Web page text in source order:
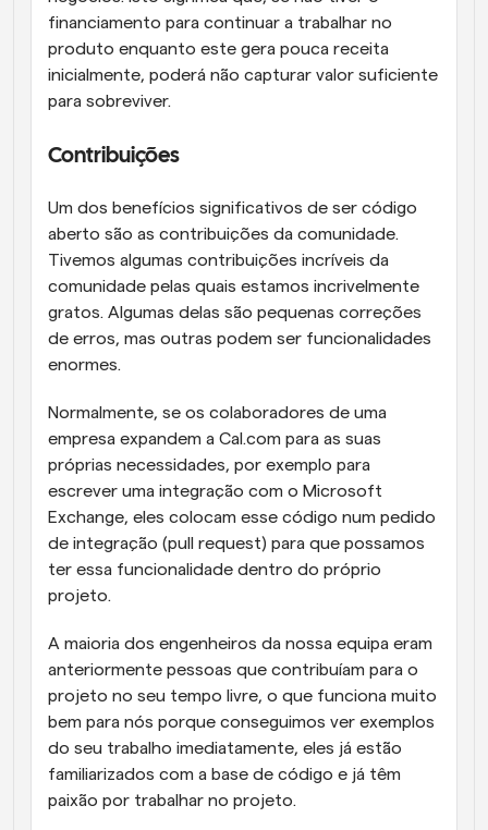
financiamento para continuar a trabalhar no
produto enquanto este gera pouca receita
inicialmente, poderá não capturar valor suficiente
para sobreviver.
Contribuições
Um dos benefícios significativos de ser código
aberto são as contribuições da comunidade.
Tivemos algumas contribuições incríveis da
comunidade pelas quais estamos incrivelmente
gratos. Algumas delas são pequenas correções
de erros, mas outras podem ser funcionalidades
enormes.
Normalmente, se os colaboradores de uma
empresa expandem a Cal.com para as suas
próprias necessidades, por exemplo para
escrever uma integração com o Microsoft
Exchange, eles colocam esse código num pedido
de integração (pull request) para que possamos
ter essa funcionalidade dentro do próprio
projeto.
A maioria dos engenheiros da nossa equipa eram
anteriormente pessoas que contribuíam para o
projeto no seu tempo livre, o que funciona muito
bem para nós porque conseguimos ver exemplos
do seu trabalho imediatamente, eles já estão
familiarizados com a base de código e já têm
paixão por trabalhar no projeto.